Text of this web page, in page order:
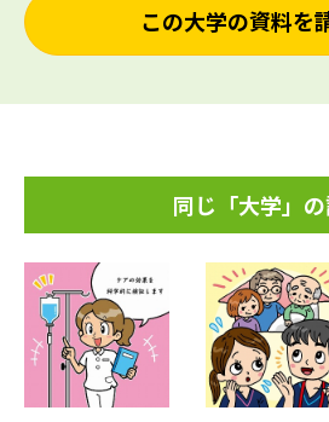
この大学の資料を
同じ「大学」